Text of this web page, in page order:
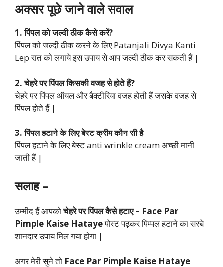
अक्सर पूछे जाने वाले सवाल
1. पिंपल को जल्दी ठीक कैसे करें?
पिंपल को जल्दी ठीक करने के लिए Patanjali Divya Kanti
Lep रात को लगाये इस उपाय से आप जल्दी ठीक कर सकती हैं |
2. चेहरे पर पिंपल किसकी वजह से होते हैं?
चेहरे पर पिंपल ऑयल और बैक्टीरिया वजह होती हैं जसके वजह से
पिंपल होते हैं |
3. पिंपल हटाने के लिए बेस्ट क्रीम कौन सी है
पिंपल हटाने के लिए बेस्ट anti wrinkle cream अच्छी मानी
जाती हैं |
सलाह –
उम्मीद हैं आपकोचेहरे पर पिंपल कैसे हटाए – Face Par
Pimple Kaise Hatayeपोस्ट पढ़कर पिम्पल हटाने का सस्बे
शानदार उपाय मिल गया होगा |
अगर मेरी सुने तो Face Par Pimple Kaise Hataye